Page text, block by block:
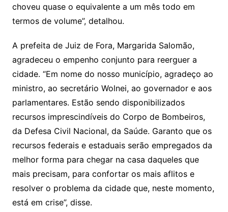
choveu quase o equivalente a um mês todo em
termos de volume”, detalhou.
A prefeita de Juiz de Fora, Margarida Salomão,
agradeceu o empenho conjunto para reerguer a
cidade. “Em nome do nosso município, agradeço ao
ministro, ao secretário Wolnei, ao governador e aos
parlamentares. Estão sendo disponibilizados
recursos imprescindíveis do Corpo de Bombeiros,
da Defesa Civil Nacional, da Saúde. Garanto que os
recursos federais e estaduais serão empregados da
melhor forma para chegar na casa daqueles que
mais precisam, para confortar os mais aflitos e
resolver o problema da cidade que, neste momento,
está em crise”, disse.